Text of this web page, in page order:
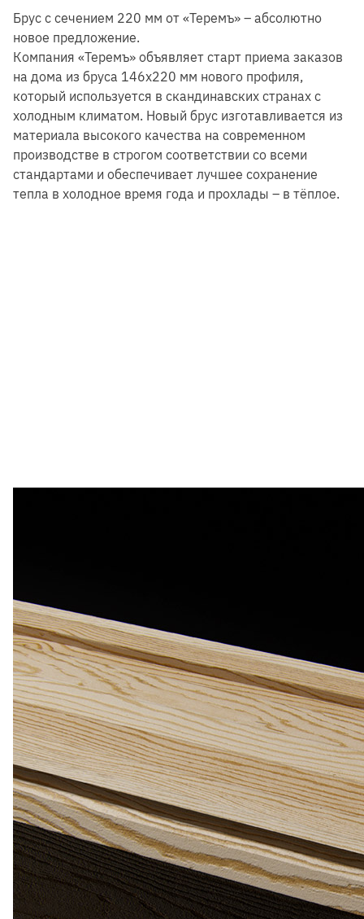
Брус с сечением 220 мм от «Теремъ» – абсолютно
новое предложение.
Компания «Теремъ» объявляет старт приема заказов
на дома из бруса 146х220 мм нового профиля,
который используется в скандинавских странах с
холодным климатом. Новый брус изготавливается из
материала высокого качества на современном
производстве в строгом соответствии со всеми
стандартами и обеспечивает лучшее сохранение
тепла в холодное время года и прохлады – в тёплое.